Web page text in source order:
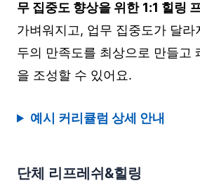
무 집중도 향상을 위한 1:1 힐링
가벼워지고, 업무 집중도가 달라
두의 만족도를 최상으로 만들고
을 조성할 수 있어요.
예시 커리큘럼 상세 안내
단체 리프레쉬&힐링